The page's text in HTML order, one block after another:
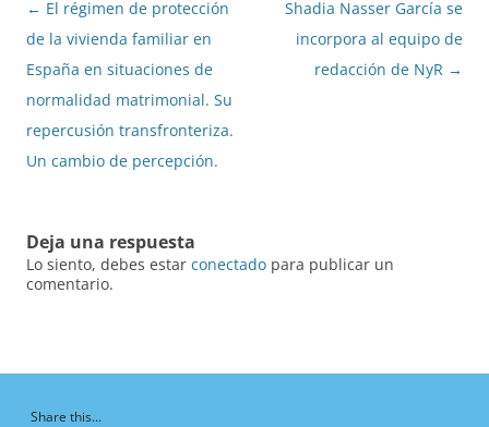
Navegación
de
entradas
← El régimen de protección
de la vivienda familiar en
España en situaciones de
normalidad matrimonial. Su
repercusión transfronteriza.
Un cambio de percepción.
Shadia Nasser García se
incorpora al equipo de
redacción de NyR →
Deja una respuesta
Lo siento, debes estar conectado para publicar un
comentario.
Share this...